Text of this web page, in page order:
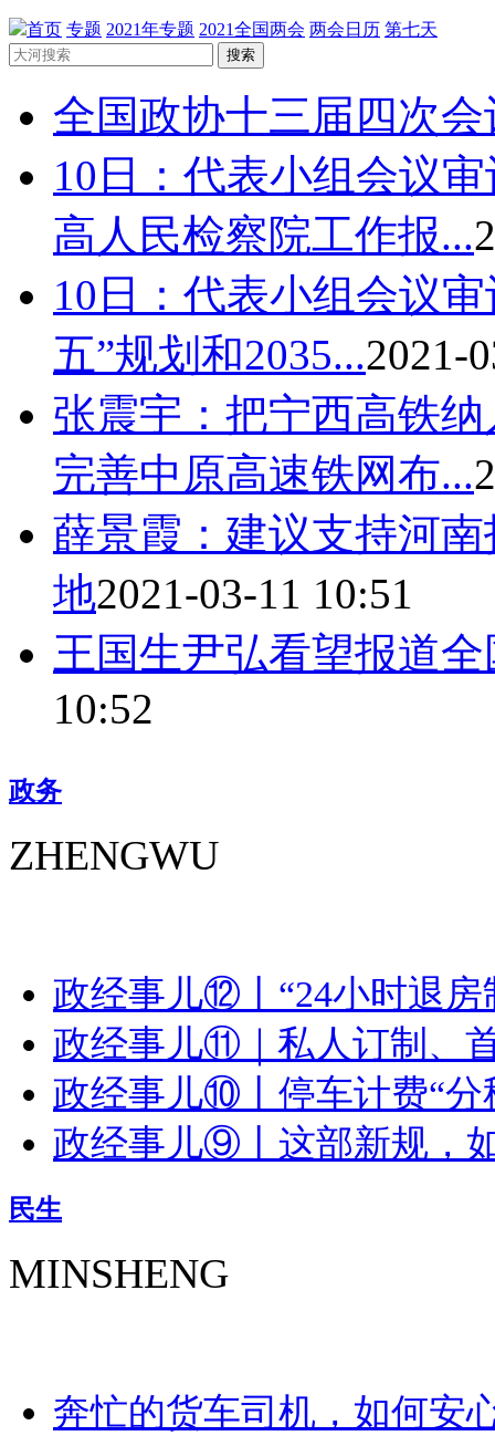
首页 专题 2021年专题 2021全国两会 两会日历 第七天
搜索
全国政协十三届四次
10日：代表小组会议
高人民检察院工作报...
10日：代表小组会议
五”规划和2035...2021-
张震宇：把宁西高铁
完善中原高速铁网布...
薛景霞：建议支持河
地2021-03-11 10:51
王国生尹弘看望报道
10:52